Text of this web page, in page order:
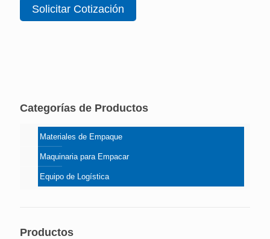
Solicitar Cotización
Categorías de Productos
Materiales de Empaque
Maquinaria para Empacar
Equipo de Logística
Productos